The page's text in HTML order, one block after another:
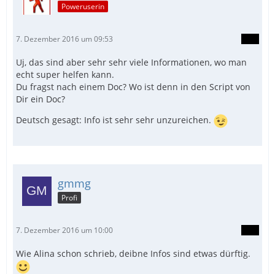
Poweruserin
7. Dezember 2016 um 09:53
Uj, das sind aber sehr sehr viele Informationen, wo man
echt super helfen kann.
Du fragst nach einem Doc? Wo ist denn in den Script von
Dir ein Doc?
Deutsch gesagt: Info ist sehr sehr unzureichen.
gmmg
Profi
7. Dezember 2016 um 10:00
Wie Alina schon schrieb, deibne Infos sind etwas dürftig.